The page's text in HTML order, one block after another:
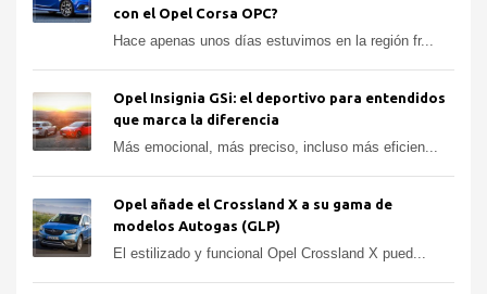
con el Opel Corsa OPC?
Hace apenas unos días estuvimos en la región fr...
Opel Insignia GSi: el deportivo para entendidos
que marca la diferencia
Más emocional, más preciso, incluso más eficien...
Opel añade el Crossland X a su gama de
modelos Autogas (GLP)
El estilizado y funcional Opel Crossland X pued...